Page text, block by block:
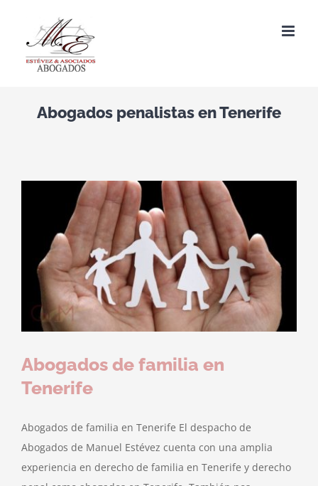
contenido
Abogados penalistas en Tenerife
Abogados de familia en
Tenerife
Abogados de familia en Tenerife El despacho de
Abogados de Manuel Estévez cuenta con una amplia
experiencia en derecho de familia en Tenerife y derecho